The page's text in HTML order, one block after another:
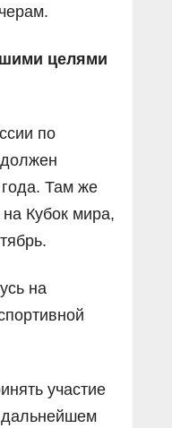
целями
по
Там же
на Кубок мира,
на
участие
дальнейшем